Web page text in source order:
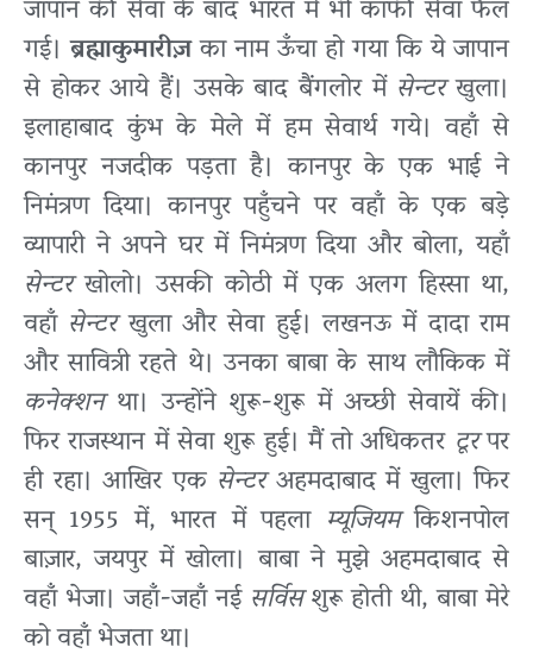
जापान की सेवा के बाद भारत में भी काफी सेवा फैल
गई।ब्रह्माकुमारीज़का नाम ऊँचा हो गया कि ये जापान
से होकर आये हैं। उसके बाद बैंगलोर में सेन्टरखुला।
इलाहाबाद कुंभ के मेले में हम सेवार्थ गये। वहाँ से
कानपुर नजदीक पड़ता है। कानपुर के एक भाई ने
निमंत्रण दिया। कानपुर पहुँचने पर वहाँ के एक बड़े
व्यापारी ने अपने घर में निमंत्रण दिया और बोला, यहाँ
सेन्टरखोलो। उसकी कोठी में एक अलग हिस्सा था,
वहाँ सेन्टरखुला और सेवा हुई। लखनऊ में दादा राम
और सावित्री रहते थे। उनका बाबा के साथ लौकिक में
कनेक्शनथा। उन्होंने शुरू-शुरू में अच्छी सेवायें की।
फिर राजस्थान में सेवा शुरू हुई। मैं तो अधिकतर टूरपर
ही रहा। आखिर एक सेन्टरअहमदाबाद में खुला। फिर
सन् 1955 में, भारत में पहला म्यूजियमकिशनपोल
बाज़ार, जयपुर में खोला। बाबा ने मुझे अहमदाबाद से
वहाँ भेजा। जहाँ-जहाँ नईसर्विसशुरू होती थी, बाबा मेरे
को वहाँ भेजता था।